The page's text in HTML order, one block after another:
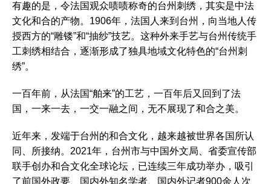
有趣的是，令法国观众啧啧称奇的台州刺绣，其实是中法
文化和合的产物。1906年，法国人来到台州，向当地人传
授西方的“雕镂”和“抽纱”技艺。这种外来手艺与台州传统手
工刺绣相结合，逐渐形成了独具地域文化特色的“台州刺
绣”。
一百年前，从法国“舶来”的工艺，一百年后又回到了法
国，一来一去，一交一融之间，无不展现了和合之美。
近年来，发端于台州的和合文化，越来越被世界各国所认
同、所接纳。2021年，台州市与中国外文局、省委宣传部
联手创办和合文化全球论坛，已连续三年成功举办，吸引
了前国外政要、国内外知名学者、国内外记者900余人次